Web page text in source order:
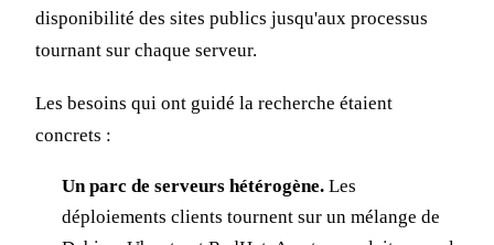
disponibilité des sites publics jusqu'aux processus
tournant sur chaque serveur.
Les besoins qui ont guidé la recherche étaient
concrets :
Un parc de serveurs hétérogène. Les
déploiements clients tournent sur un mélange de